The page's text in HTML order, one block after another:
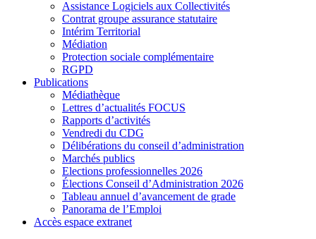
Assistance Logiciels aux Collectivités
Contrat groupe assurance statutaire
Intérim Territorial
Médiation
Protection sociale complémentaire
RGPD
Publications
Médiathèque
Lettres d’actualités FOCUS
Rapports d’activités
Vendredi du CDG
Délibérations du conseil d’administration
Marchés publics
Elections professionnelles 2026
Élections Conseil d’Administration 2026
Tableau annuel d’avancement de grade
Panorama de l’Emploi
Accès espace extranet